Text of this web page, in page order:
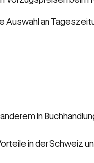
Auswahl an
in
in der Schweiz